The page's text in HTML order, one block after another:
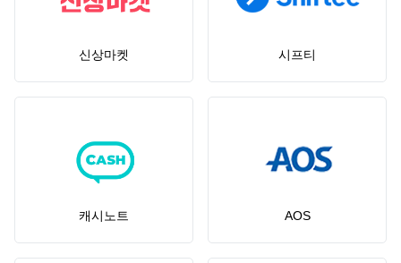
신상마켓 시프티
캐시노트 AOS